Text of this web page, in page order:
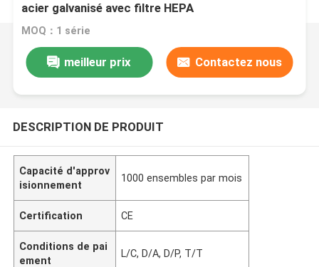
acier galvanisé avec filtre HEPA
MOQ：1 série
meilleur prix Contactez nous
DESCRIPTION DE PRODUIT
Capacité d'approv
isionnement
1000 ensembles par mois
Certification CE
Conditions de pai
ement
L/C, D/A, D/P, T/T